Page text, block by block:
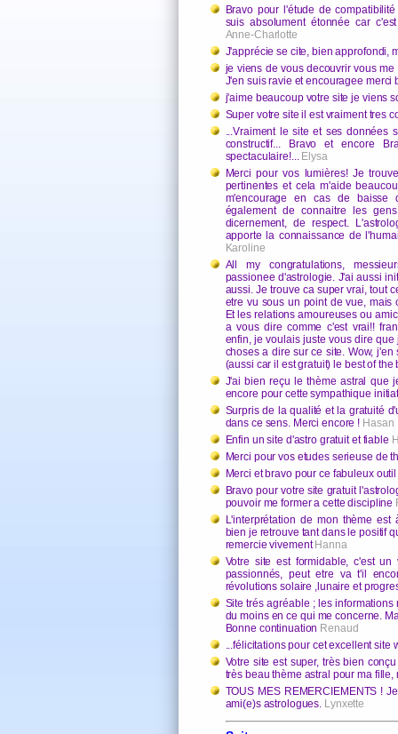
Bravo pour l'étude de
suis absolument étonnée car
Anne-Charlotte
J'apprécie se cite, bien approfondi,
je viens de vous decouvrir vous
J'en suis ravie et encouragee merci
j'aime beaucoup votre site je viens
Super votre site il est vraiment tres
...Vraiment le site et ses données
constructif... Bravo et encore
spectaculaire!... Elysa
Merci pour vos lumières! Je
pertinentes et cela m'aide
m'encourage en cas de baisse
également de connaitre les
dicernement, de respect.
apporte la connaissance de
Karoline
All my congratulations,
passionee d'astrologie. J'ai aussi
aussi. Je trouve ca super vrai, tout
etre vu sous un point de vue, mais
Et les relations amoureuses ou
a vous dire comme c'est vrai!!
enfin, je voulais juste vous dire
choses a dire sur ce site. Wow,
(aussi car il est gratuit) le best of the
J'ai bien reçu le thème astral que
encore pour cette sympathique
Surpris de la qualité et la gratuité
dans ce sens. Merci encore ! Hasan
Enfin un site d'astro gratuit et fiable
Merci pour vos etudes serieuse de
Merci et bravo pour ce fabuleux
Bravo pour votre site gratuit
pouvoir me former a cette discipline
L'interprétation de mon thème
bien je retrouve tant dans le positif
remercie vivement Hanna
Votre site est formidable, c'est
passionnés, peut etre va t'il
révolutions solaire ,lunaire et
Site trés agréable ; les
du moins en ce qui me concerne.
Bonne continuation Renaud
...félicitations pour cet excellent site
Votre site est super, très bien
très beau thème astral pour ma fille,
TOUS MES REMERCIEMENTS !
ami(e)s astrologues. Lynxette